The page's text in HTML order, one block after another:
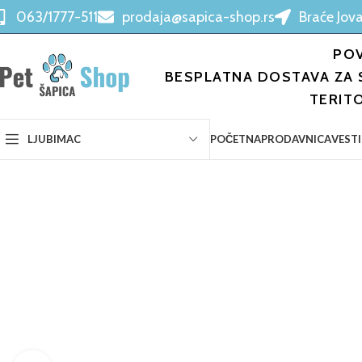
063/1777-511 prodaja@sapica-shop.rs Braće
BESPLATNA DOSTAVA
LJUBIMAC POČETNAPRODAVNICAVESTI